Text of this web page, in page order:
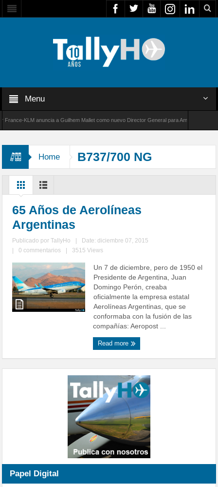
Menu
KLM anuncia a Guilhem Mallet como nuevo Director General para América Latina
Home B737/700 NG
65 Años de Aerolíneas
Argentinas
Publicado porTallyHo
Date: diciembre 07, 2015
0 commentarios 3515 Views
Un 7 de diciembre, pero de 1950 el
Presidente de Argentina, Juan
Domingo Perón, creaba
oficialmente la empresa estatal
Aerolíneas Argentinas, que se
conformaba con la fusión de las
compañías: Aeropost ...
Read more
Papel Digital